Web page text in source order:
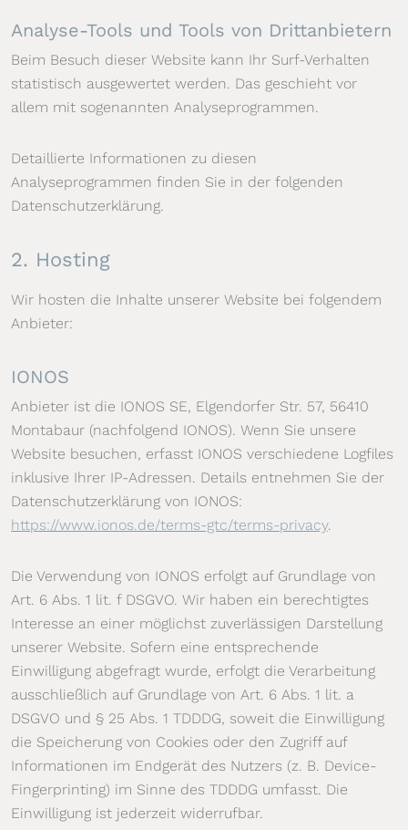
Analyse-Tools und Tools von Dritt­anbietern
Beim Besuch dieser Website kann Ihr Surf-Verhalten
statistisch ausgewertet werden. Das geschieht vor
allem mit sogenannten Analyseprogrammen.
Detaillierte Informationen zu diesen
Analyseprogrammen finden Sie in der folgenden
Datenschutzerklärung.
2. Hosting
Wir hosten die Inhalte unserer Website bei folgendem
Anbieter:
IONOS
Anbieter ist die IONOS SE, Elgendorfer Str. 57, 56410
Montabaur (nachfolgend IONOS). Wenn Sie unsere
Website besuchen, erfasst IONOS verschiedene Logfiles
inklusive Ihrer IP-Adressen. Details entnehmen Sie der
Datenschutzerklärung von IONOS:
https://www.ionos.de/terms-gtc/terms-privacy.
Die Verwendung von IONOS erfolgt auf Grundlage von
Art. 6 Abs. 1 lit. f DSGVO. Wir haben ein berechtigtes
Interesse an einer möglichst zuverlässigen Darstellung
unserer Website. Sofern eine entsprechende
Einwilligung abgefragt wurde, erfolgt die Verarbeitung
ausschließlich auf Grundlage von Art. 6 Abs. 1 lit. a
DSGVO und § 25 Abs. 1 TDDDG, soweit die Einwilligung
die Speicherung von Cookies oder den Zugriff auf
Informationen im Endgerät des Nutzers (z. B. Device-
Fingerprinting) im Sinne des TDDDG umfasst. Die
Einwilligung ist jederzeit widerrufbar.